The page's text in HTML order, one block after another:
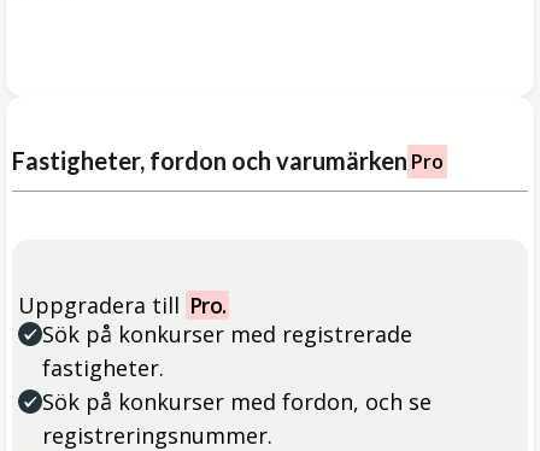
Fastigheter, fordon och varumärken Pro
Uppgradera till Pro.
Sök på konkurser med registrerade
fastigheter.
Sök på konkurser med fordon, och se
registreringsnummer.